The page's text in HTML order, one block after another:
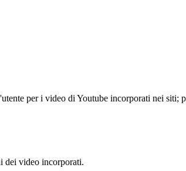
per i video di Youtube incorporati nei
dei video incorporati.